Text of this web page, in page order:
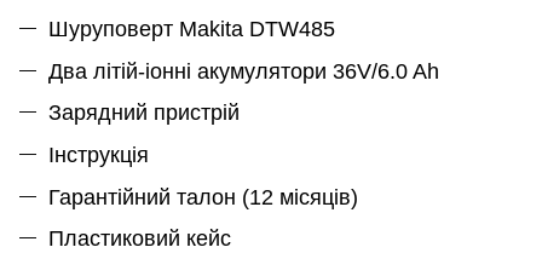
Шуруповерт Makita DTW485
Два літій-іонні акумулятори 36V/6.0 Ah
Зарядний пристрій
Інструкція
Гарантійний талон (12 місяців)
Пластиковий кейс